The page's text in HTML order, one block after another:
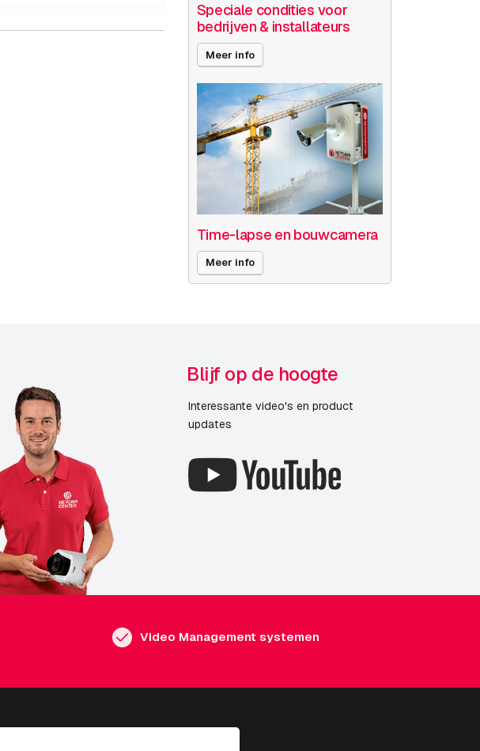
P1435-E\nAXIS P1435-LE
Speciale condities voor
bedrijven & installateurs
Meer info
Time-lapse en bouwcamera
Meer info
Blijf op de hoogte
Interessante video's en product
updates
Video Management systemen